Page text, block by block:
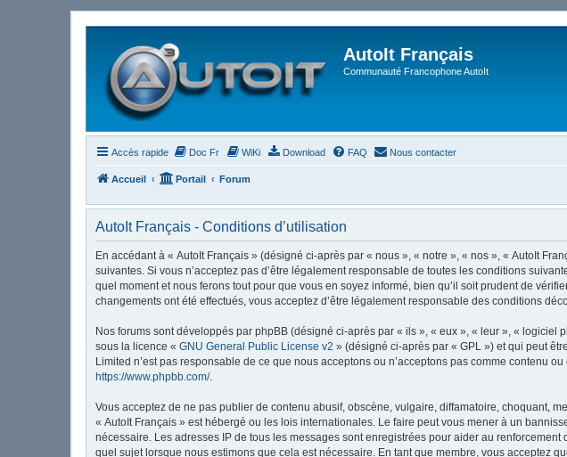
AutoIt Français
Communauté Francophone AutoIt
Accès rapide Doc Fr WiKi Download FAQ Nous contacter
Accueil Portail Forum
AutoIt Français - Conditions d’utilisation
En accédant à « AutoIt Français » (désigné ci-après par « nous », « notre », « nos », « AutoIt
suivantes. Si vous n’acceptez pas d’être légalement responsable de toutes les conditions
quel moment et nous ferons tout pour que vous en soyez informé, bien qu’il soit prudent de
changements ont été effectués, vous acceptez d’être légalement responsable des conditions
Nos forums sont développés par phpBB (désigné ci-après par « ils », « eux », « leur », «
sous la licence « GNU General Public License v2 » (désigné ci-après par « GPL ») et qui peut
Limited n’est pas responsable de ce que nous acceptons ou n’acceptons pas comme contenu
https://www.phpbb.com/.
Vous acceptez de ne pas publier de contenu abusif, obscène, vulgaire, diffamatoire, choquant,
« AutoIt Français » est hébergé ou les lois internationales. Le faire peut vous mener à un
nécessaire. Les adresses IP de tous les messages sont enregistrées pour aider au
quel sujet lorsque nous estimons que cela est nécessaire. En tant que membre, vous acceptez